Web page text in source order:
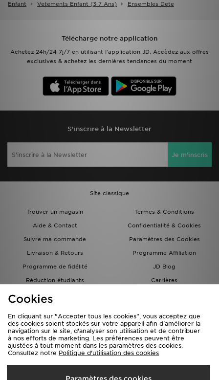
Enfant Vetements Enfant (3 7 Ans) Ensembles Dete
Télécharge notre application
Achetez 24h/24 7j/7 en utilisant l'application JD. Accèdez aux offres
exclusives & achetez les dernières tendances du moment
S'inscrire à la Newsletter
Je m'inscris
Site classique
Trouver un magasin
Termes & Conditions
Aide & Contact
Confidentialité & Cookies
Suivre ma commande
Paramètres des Cookies
Livraison & Retours
Programme Affiliation
Programme de fidélité
JD Blog
Réduction étudiants
Carrières
Carte Cadeau
Livraison Vers
Cookies
En cliquant sur "Accepter tous les cookies", vous acceptez que
des cookies soient stockés sur votre appareil afin d'améliorer la
navigation sur le site, d'analyser son utilisation et de contribuer
à nos efforts de marketing. Les préférences peuvent être
ajustées à tout moment dans les paramètres des cookies.
Consultez notre Politique d'utilisation des cookies